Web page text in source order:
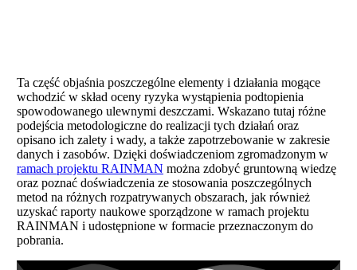
Ta część objaśnia poszczególne elementy i działania mogące
wchodzić w skład oceny ryzyka wystąpienia podtopienia
spowodowanego ulewnymi deszczami. Wskazano tutaj różne
podejścia metodologiczne do realizacji tych działań oraz
opisano ich zalety i wady, a także zapotrzebowanie w zakresie
danych i zasobów. Dzięki doświadczeniom zgromadzonym w
ramach projektu RAINMAN można zdobyć gruntowną wiedzę
oraz poznać doświadczenia ze stosowania poszczególnych
metod na różnych rozpatrywanych obszarach, jak również
uzyskać raporty naukowe sporządzone w ramach projektu
RAINMAN i udostępnione w formacie przeznaczonym do
pobrania.